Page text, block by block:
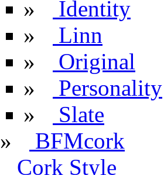
»
Identity
»
Linn
»
Original
»
Personality
»
Slate
»
BFMcork
Cork Style